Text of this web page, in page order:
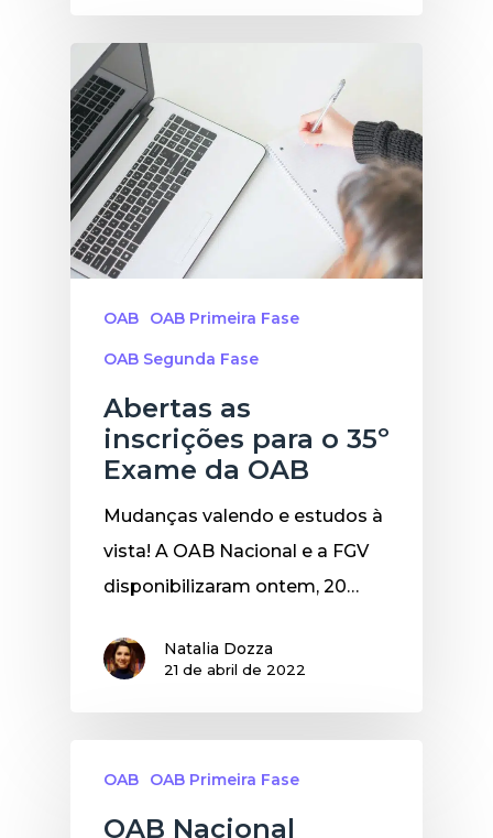
OAB OAB Primeira Fase
OAB Segunda Fase
Abertas as
inscrições para o 35º
Exame da OAB
Mudanças valendo e estudos à
vista! A OAB Nacional e a FGV
disponibilizaram ontem, 20…
Natalia Dozza
21 de abril de 2022
OAB OAB Primeira Fase
OAB Nacional